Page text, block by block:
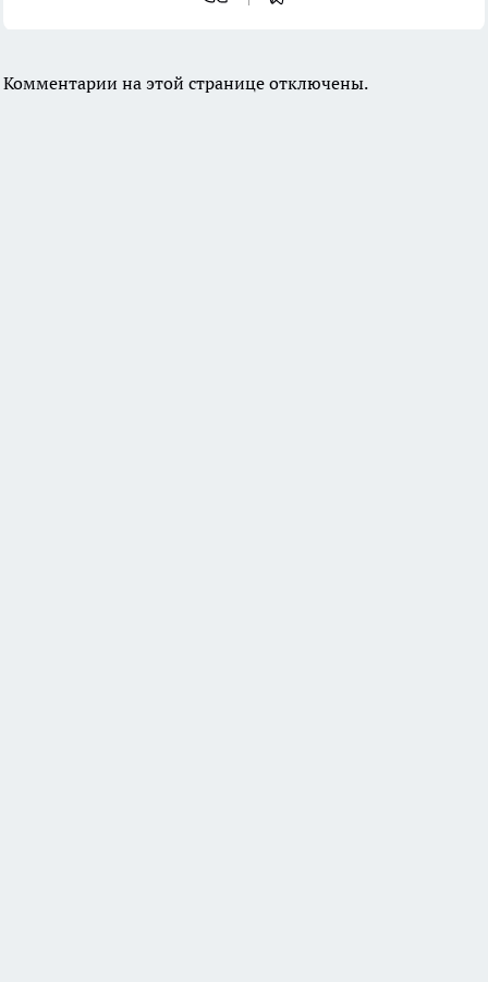
Комментарии на этой странице отключены.